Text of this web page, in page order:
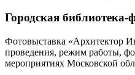
Городская
Фотовыставка «Архитектор
проведения, режим работы,
мероприятиях Московской